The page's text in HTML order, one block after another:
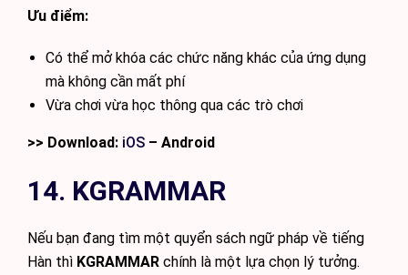
Ưu điểm:
Có thể mở khóa các chức năng khác của ứng dụng
mà không cần mất phí
Vừa chơi vừa học thông qua các trò chơi
>> Download: iOS – Android
14. KGRAMMAR
Nếu bạn đang tìm một quyển sách ngữ pháp về tiếng
Hàn thì KGRAMMAR chính là một lựa chọn lý tưởng.